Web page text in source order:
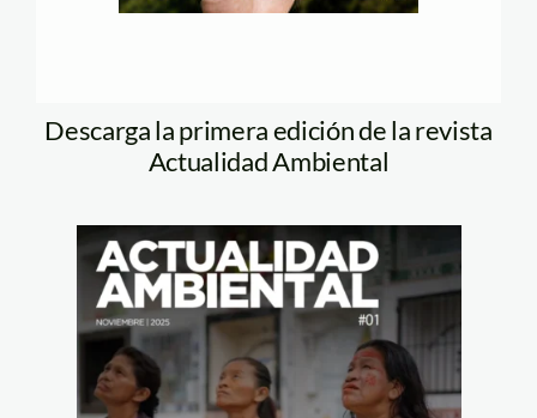
Descarga la primera edición de la revista
Actualidad Ambiental